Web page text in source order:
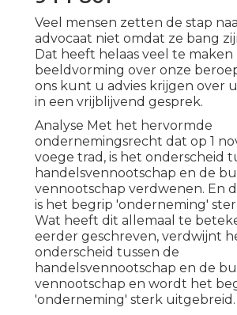
Veel mensen zetten de stap
advocaat niet omdat ze bang
Dat heeft helaas veel te
beeldvorming over onze
ons kunt u advies krijgen over
in een vrijblijvend gesprek.
Analyse Met het hervormde
ondernemingsrecht dat op 1
voege trad, is het onderscheid
handelsvennootschap en de
vennootschap verdwenen. En
is het begrip 'onderneming'
Wat heeft dit allemaal te
eerder geschreven, verdwijnt
onderscheid tussen de
handelsvennootschap en de
vennootschap en wordt het
'onderneming' sterk uitgebreid.